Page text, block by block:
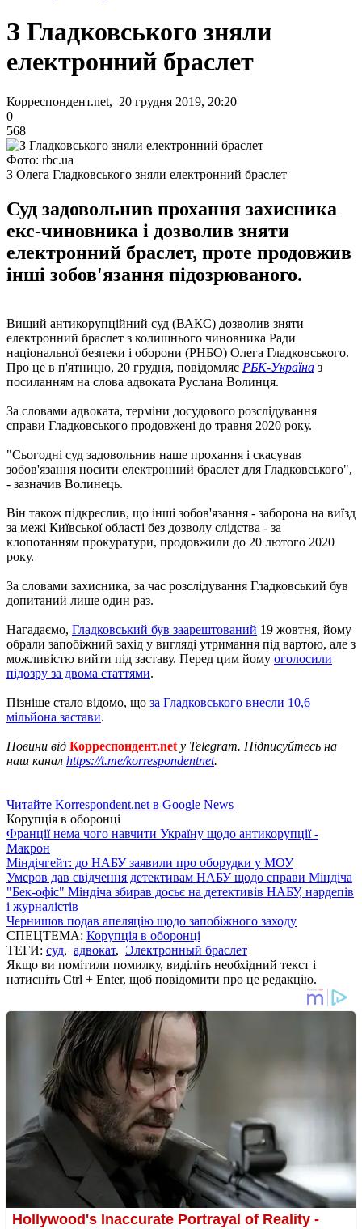
З Гладковського зняли
електронний браслет
Корреспондент.net, 20 грудня 2019, 20:20
0
568
Фото: rbc.ua
З Олега Гладковського зняли електронний браслет
Суд задовольнив прохання захисника
екс-чиновника і дозволив зняти
електронний браслет, проте продовжив
інші зобов'язання підозрюваного.
Вищий антикорупційний суд (ВАКС) дозволив зняти
електронний браслет з колишнього чиновника Ради
національної безпеки і оборони (РНБО) Олега Гладковського.
Про це в п'ятницю, 20 грудня, повідомляє РБК-Україна з
посиланням на слова адвоката Руслана Волинця.
За словами адвоката, терміни досудового розслідування
справи Гладковського продовжені до травня 2020 року.
"Сьогодні суд задовольнив наше прохання і скасував
зобов'язання носити електронний браслет для Гладковського",
- зазначив Волинець.
Він також підкреслив, що інші зобов'язання - заборона на виїзд
за межі Київської області без дозволу слідства - за
клопотанням прокуратури, продовжили до 20 лютого 2020
року.
За словами захисника, за час розслідування Гладковський був
допитаний лише один раз.
Нагадаємо, Гладковський був заарештований 19 жовтня, йому
обрали запобіжний захід у вигляді утримання під вартою, але з
можливістю вийти під заставу. Перед цим йому оголосили
підозру за двома статтями.
Пізніше стало відомо, що за Гладковського внесли 10,6
мільйона застави.
Новини від Корреспондент.net у Telegram. Підписуйтесь на
наш канал https://t.me/korrespondentnet.
Читайте Korrespondent.net в Google News
Корупція в оборонці
Франції нема чого навчити Україну щодо антикорупції -
Макрон
Міндічгейт: до НАБУ заявили про оборудки у МОУ
Умєров дав свідчення детективам НАБУ щодо справи Міндіча
"Бек-офіс" Міндіча збирав досьє на детективів НАБУ, нардепів
і журналістів
Чернишов подав апеляцію щодо запобіжного заходу
СПЕЦТЕМА: Корупція в оборонці
ТЕГИ: суд, адвокат, Электронный браслет
Якщо ви помітили помилку, виділіть необхідний текст і
натисніть Ctrl + Enter, щоб повідомити про це редакцію.